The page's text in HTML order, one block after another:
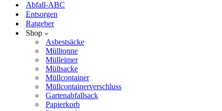
Abfall-ABC
Entsorgen
Ratgeber
Shop
Asbestsäcke
Mülltonne
Mülleimer
Müllsacke
Müllcontainer
Müllcontainerverschluss
Gartenabfallsack
Papierkorb